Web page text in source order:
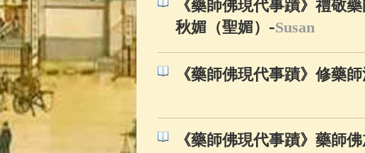
《藥師佛現代事蹟》禮敬
秋媚（聖媚） -Susan
《藥師佛現代事蹟》修藥
《藥師佛現代事蹟》藥師